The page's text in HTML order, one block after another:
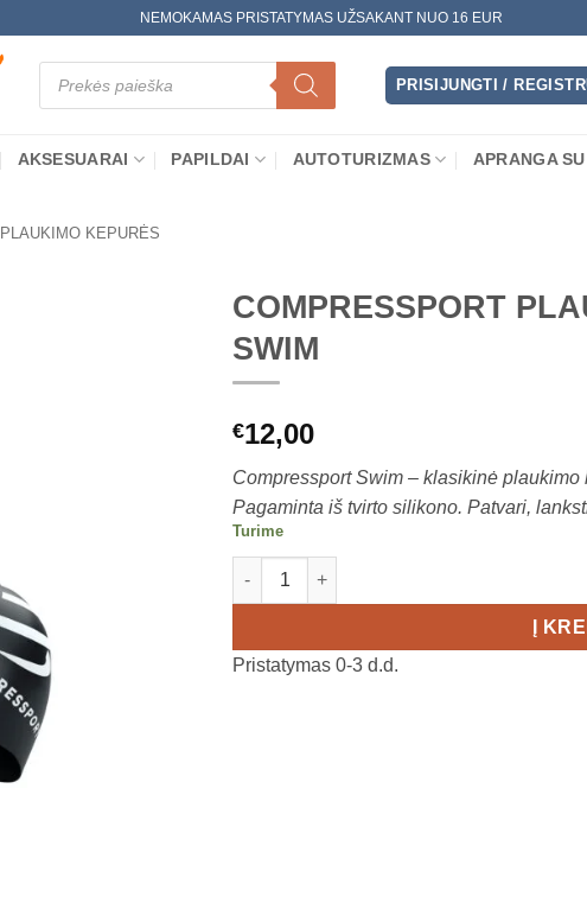
NEMOKAMAS PRISTATYMAS UŽSAKANT NUO 16 EUR
Products
search
PRISIJUNGTI /
AKSESUARAI PAPILDAI AUTOTURIZMAS APRANGA
PLAUKIMO KEPURĖS
COMPRESSPORT
SWIM
€12,00
Compressport Swim – klasikinė
Pagaminta iš tvirto silikono. Patvari,
Turime
produkto kiekis: COMPRESSPORT
Į
Pristatymas 0-3 d.d.